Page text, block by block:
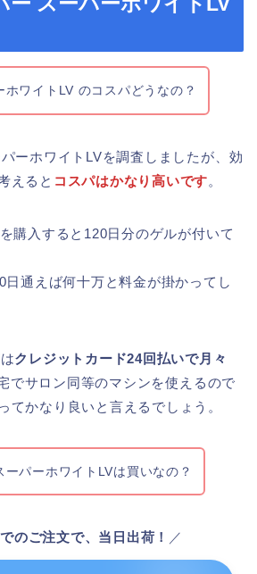
ホワイトLV のコスパどうなの？
ーホワイトLVを調査しましたが、効
えると コスパはかなり高いです。
購入すると120日分のゲルが付いて
日通えば何十万と料金が掛かってし
はクレジットカード24回払いで月々
でサロン同等のマシンを使えるので
てかなり良いと言えるでしょう。
ーパーホワイトLVは買いなの？
のご注文で、当日出荷！ ／